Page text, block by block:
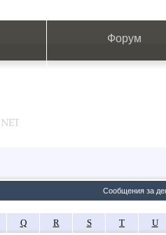
Форум
Сообщения за
Q R S T U